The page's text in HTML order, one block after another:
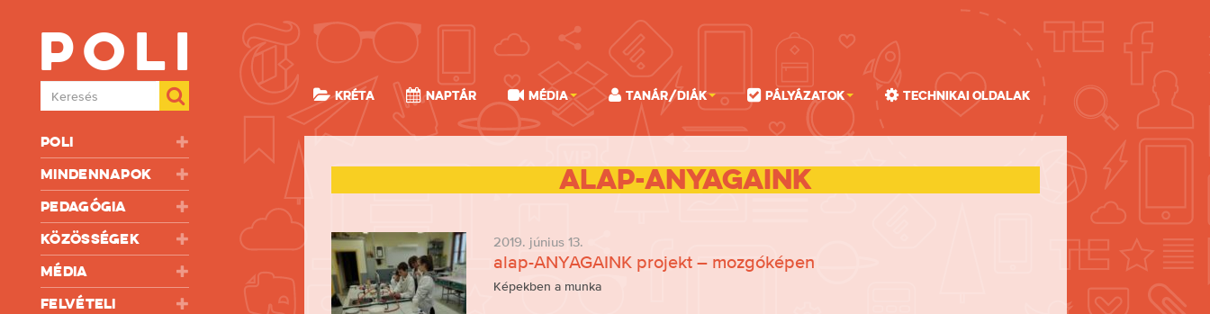
Poli
Mindennapok
Pedagógia
Közösségek
Média
Felvételi
Poli
Keresés KRÉTA Naptár Média Tanár/Diák Pályázatok Technikai oldalak
alap-ANYAGAINK
2019. június 13.
alap-ANYAGAINK projekt – mozgóképen
Képekben a munka